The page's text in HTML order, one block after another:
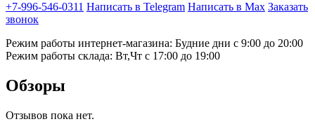
+7-996-546-0311 Написать в Telegram Написать в Max Заказать
звонок
Режим работы интернет-магазина: Будние дни с 9:00 до 20:00
Режим работы склада: Вт,Чт с 17:00 до 19:00
Обзоры
Отзывов пока нет.